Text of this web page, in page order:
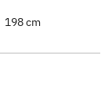
198 cm